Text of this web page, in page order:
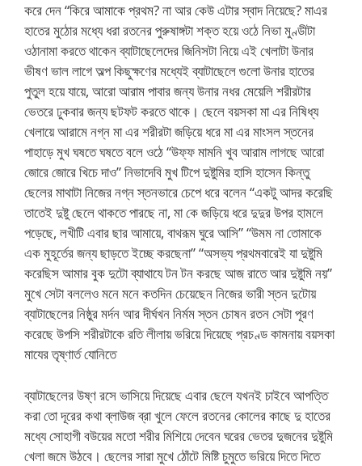
করে দেন “কিরে আমাকে প্রথম? না আর কেউ এটার স্বাদ নিয়েছে? মাএর
হাতের মুঠোর মধ্যে ধরা রতনের পুরুষাঙ্গটা শক্ত হয়ে ওঠে নিভা মুণ্ডীটা
ওঠানামা করতে থাকেন ব্যাটাছেলেদের জিনিসটা নিয়ে এই খেলাটা উনার
ভীষণ ভাল লাগে অল্প কিছুক্ষণের মধ্যেই ব্যাটাছেলে গুলো উনার হাতের
পুতুল হয়ে যায়ে, আরো আরাম পাবার জন্য উনার নধর মেয়েলি শরীরটার
ভেতরে ঢুকবার জন্য ছটফট করতে থাকে। ছেলে বয়সকা মা এর নিষিধ্য
খেলায়ে আরামে নগ্ন মা এর শরীরটা জড়িয়ে ধরে মা এর মাংসল স্তনের
পাহাড়ে মুখ ঘষতে ঘষতে বলে ওঠে “উফ্ফ মামনি খুব আরাম লাগছে আরো
জোরে জোরে খিচে দাও” নিভাদেবি মুখ টিপে দুষ্টুমির হাসি হাসেন কিন্তু
ছেলের মাথাটা নিজের নগ্ন স্তনভারে চেপে ধরে বলেন “একটু আদর করেছি
তাতেই দুষ্টু ছেলে থাকতে পারছে না, মা কে জড়িয়ে ধরে দুদুর উপর হামলে
পড়েছে, লখীটি এবার ছার আমায়ে, বাথরূম ঘুরে আসি” “উমম না তোমাকে
এক মুহূর্তের জন্য ছাড়তে ইচ্ছে করছেনা” “অসভ্য প্রথমবারেই যা দুষ্টুমি
করেছিস আমার বুক দুটো ব্যাথাযে টন টন করছে আজ রাতে আর দুষ্টুমি নয়”
মুখে সেটা বললেও মনে মনে কতদিন চেয়েছেন নিজের ভারী স্তন দুটোয়
ব্যাটাছেলের নিষ্ঠুর মর্দন আর দীর্ঘখন নির্মম স্তন চোষন রতন সেটা পূরণ
করেছে উপসি শরীরটাকে রতি লীলায় ভরিয়ে দিয়েছে প্রচণ্ড কামনায় বয়সকা
মাযের তৃষ্ণার্ত যোনিতে
ব্যাটাছেলের উষ্ণ রসে ভাসিয়ে দিয়েছে এবার ছেলে যখনই চাইবে আপত্তি
করা তো দূরের কথা ব্লাউজ ব্রা খুলে ফেলে রতনের কোলের কাছে দু হাতের
মধ্যে সোহাগী বউয়ের মতো শরীর মিশিয়ে দেবেন ঘরের ভেতর দুজনের দুষ্টুমি
খেলা জমে উঠবে। ছেলের সারা মুখে ঠোঁটে মিষ্টি চুমুতে ভরিয়ে দিতে দিতে